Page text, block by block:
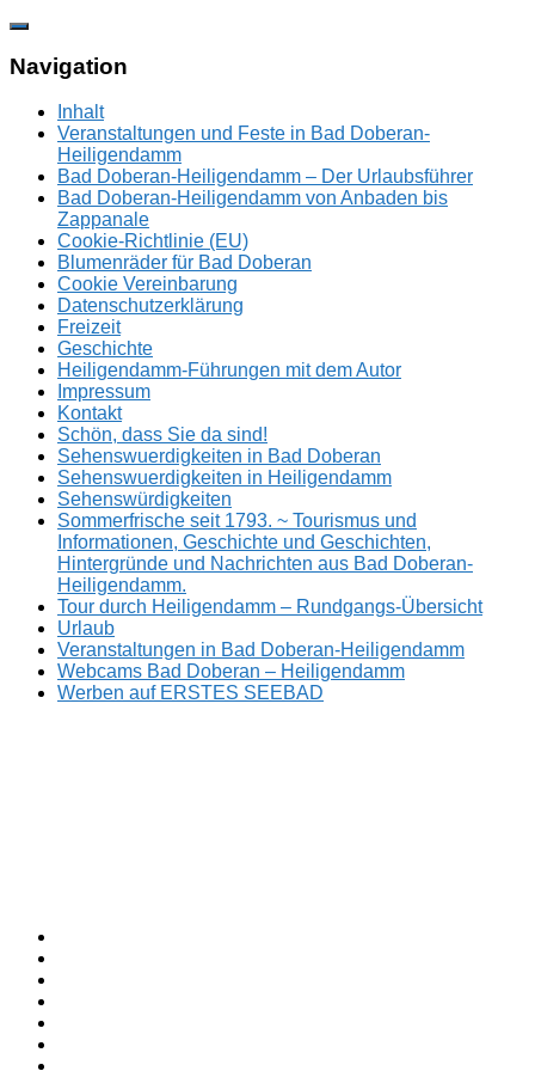
Zum
springen
Navigation
Inhalt
Veranstaltungen und Feste in Bad Doberan-
Heiligendamm
Bad Doberan-Heiligendamm – Der Urlaubsführer
Bad Doberan-Heiligendamm von Anbaden bis
Zappanale
Cookie-Richtlinie (EU)
Blumenräder für Bad Doberan
Cookie Vereinbarung
Datenschutzerklärung
Freizeit
Geschichte
Heiligendamm-Führungen mit dem Autor
Impressum
Kontakt
Schön, dass Sie da sind!
Sehenswuerdigkeiten in Bad Doberan
Sehenswuerdigkeiten in Heiligendamm
Sehenswürdigkeiten
Sommerfrische seit 1793. ~ Tourismus und
Informationen, Geschichte und Geschichten,
Hintergründe und Nachrichten aus Bad Doberan-
Heiligendamm.
Tour durch Heiligendamm – Rundgangs-Übersicht
Urlaub
Veranstaltungen in Bad Doberan-Heiligendamm
Webcams Bad Doberan – Heiligendamm
Werben auf ERSTES SEEBAD
ERSTES
SEEBAD
Sommerfrische
seit
1793.